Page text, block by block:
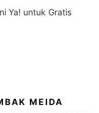
Ya! untuk Gratis
MEIDA